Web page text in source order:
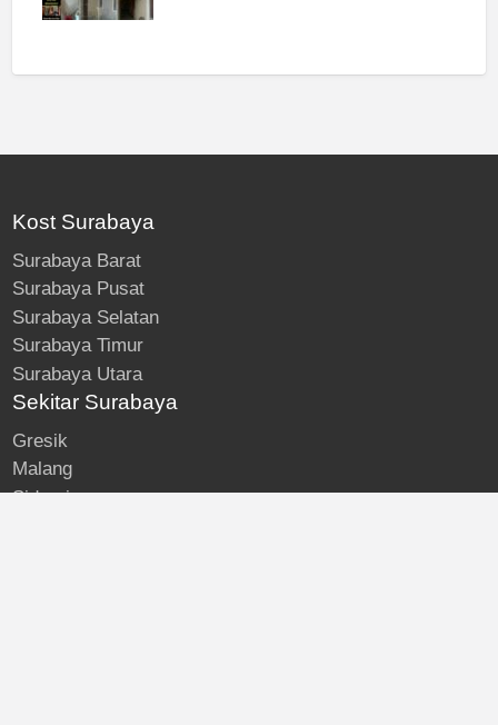
Kost Surabaya
Surabaya Barat
Surabaya Pusat
Surabaya Selatan
Surabaya Timur
Surabaya Utara
Sekitar Surabaya
Gresik
Malang
Sidoarjo